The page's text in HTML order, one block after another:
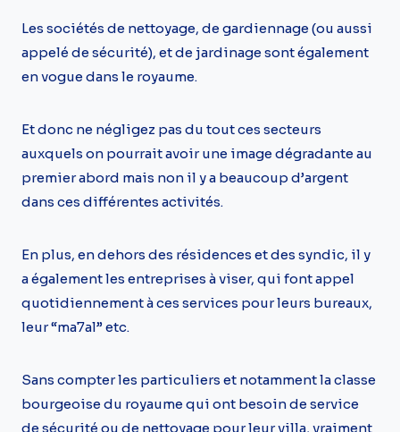
Les sociétés de nettoyage, de gardiennage (ou aussi
appelé de sécurité), et de jardinage sont également
en vogue dans le royaume.
Et donc ne négligez pas du tout ces secteurs
auxquels on pourrait avoir une image dégradante au
premier abord mais non il y a beaucoup d’argent
dans ces différentes activités.
En plus, en dehors des résidences et des syndic, il y
a également les entreprises à viser, qui font appel
quotidiennement à ces services pour leurs bureaux,
leur “ma7al” etc.
Sans compter les particuliers et notamment la classe
bourgeoise du royaume qui ont besoin de service
de sécurité ou de nettoyage pour leur villa, vraiment